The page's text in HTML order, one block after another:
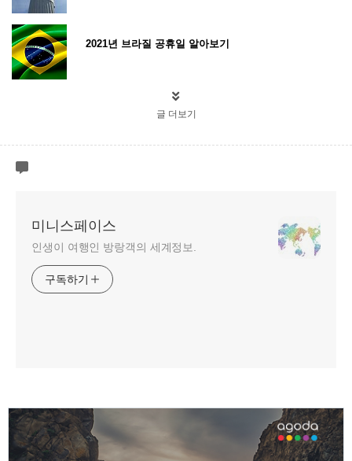
2021년 브라질 공휴일 알아보기
글 더보기
미니스페이스
인생이 여행인 방랑객의 세계정보.
구독하기